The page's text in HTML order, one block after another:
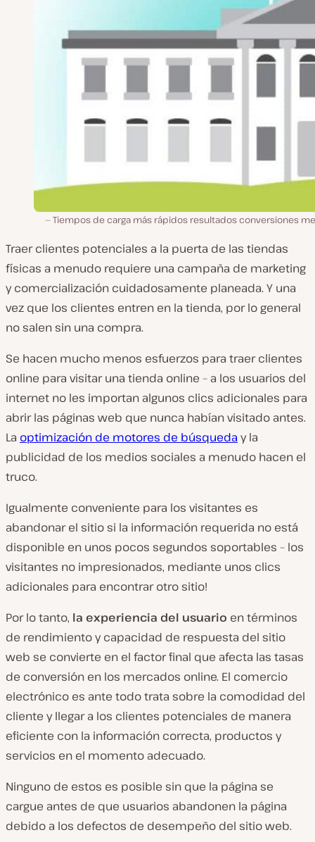
Tiempos de carga más rápidos resultados conversiones
Traer clientes potenciales a la puerta de las tiendas
físicas a menudo requiere una campaña de marketing
y comercialización cuidadosamente planeada. Y una
vez que los clientes entren en la tienda, por lo general
no salen sin una compra.
Se hacen mucho menos esfuerzos para traer clientes
online para visitar una tienda online – a los usuarios del
internet no les importan algunos clics adicionales para
abrir las páginas web que nunca habían visitado antes.
La optimización de motores de búsqueday la
publicidad de los medios sociales a menudo hacen el
truco.
Igualmente conveniente para los visitantes es
abandonar el sitio si la información requerida no está
disponible en unos pocos segundos soportables – los
visitantes no impresionados, mediante unos clics
adicionales para encontrar otro sitio!
Por lo tanto, la experiencia del usuario en términos
de rendimiento y capacidad de respuesta del sitio
web se convierte en el factor final que afecta las tasas
de conversión en los mercados online. El comercio
electrónico es ante todo trata sobre la comodidad del
cliente y llegar a los clientes potenciales de manera
eficiente con la información correcta, productos y
servicios en el momento adecuado.
Ninguno de estos es posible sin que la página se
cargue antes de que usuarios abandonen la página
debido a los defectos de desempeño del sitio web.